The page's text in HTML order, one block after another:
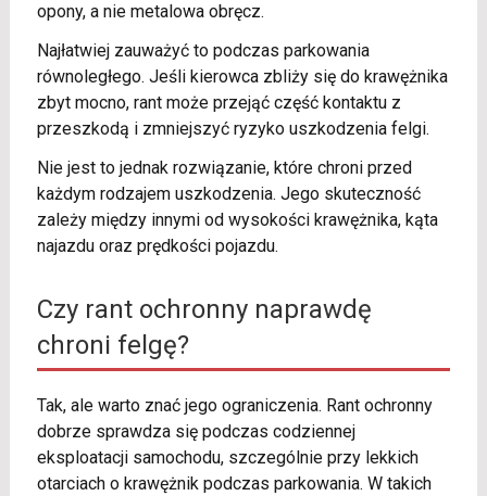
opony, a nie metalowa obręcz.
Najłatwiej zauważyć to podczas parkowania
równoległego. Jeśli kierowca zbliży się do krawężnika
zbyt mocno, rant może przejąć część kontaktu z
przeszkodą i zmniejszyć ryzyko uszkodzenia felgi.
Nie jest to jednak rozwiązanie, które chroni przed
każdym rodzajem uszkodzenia. Jego skuteczność
zależy między innymi od wysokości krawężnika, kąta
najazdu oraz prędkości pojazdu.
Czy rant ochronny naprawdę
chroni felgę?
Tak, ale warto znać jego ograniczenia. Rant ochronny
dobrze sprawdza się podczas codziennej
eksploatacji samochodu, szczególnie przy lekkich
otarciach o krawężnik podczas parkowania. W takich